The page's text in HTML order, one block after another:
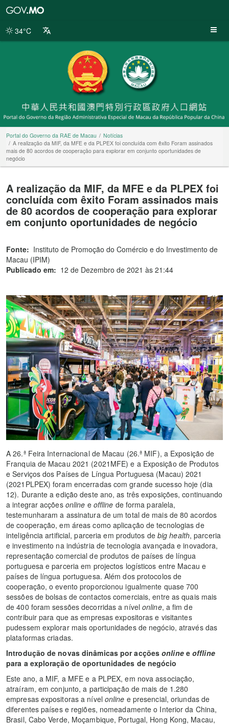
da
34°C
Portal do Governo da RAE de Macau
Notícias
A realização da MIF, da MFE e da PLPEX foi concluída com êxito Foram assinados
mais de 80 acordos de cooperação para explorar em conjunto oportunidades de
negócio
A realização da MIF, da MFE e da PLPEX foi
concluída com êxito Foram assinados mais
de 80 acordos de cooperação para explorar
em conjunto oportunidades de negócio
Fonte: Instituto de Promoção do Comércio e do Investimento de
Macau (IPIM)
Publicado em: 12 de Dezembro de 2021 às 21:44
A 26.ª Feira Internacional de Macau (26.ª MIF), a Exposição de
Franquia de Macau 2021 (2021MFE) e a Exposição de Produtos
e Serviços dos Países de Língua Portuguesa (Macau) 2021
(2021PLPEX) foram encerradas com grande sucesso hoje (dia
12). Durante a edição deste ano, as três exposições, continuando
a integrar acções online e offline de forma paralela,
testemunharam a assinatura de um total de mais de 80 acordos
de cooperação, em áreas como aplicação de tecnologias de
inteligência artificial, parceria em produtos de big health, parceria
e investimento na indústria de tecnologia avançada e inovadora,
representação comercial de produtos de países de língua
portuguesa e parceria em projectos logísticos entre Macau e
países de língua portuguesa. Além dos protocolos de
cooperação, o evento proporcionou igualmente quase 700
sessões de bolsas de contactos comerciais, entre as quais mais
de 400 foram sessões decorridas a nívelonline, a fim de
contribuir para que as empresas expositoras e visitantes
pudessem explorar mais oportunidades de negócio, através das
plataformas criadas.
Introdução de novas dinâmicas por acçõesonlineeoffline
para a exploração de oportunidades de negócio
Este ano, a MIF, a MFE e a PLPEX, em nova associação,
atraíram, em conjunto, a participação de mais de 1.280
empresas expositoras a nível online e presencial, oriundas de
diferentes países e regiões, nomeadamente o Interior da China,
Brasil, Cabo Verde, Moçambique, Portugal, Hong Kong, Macau,